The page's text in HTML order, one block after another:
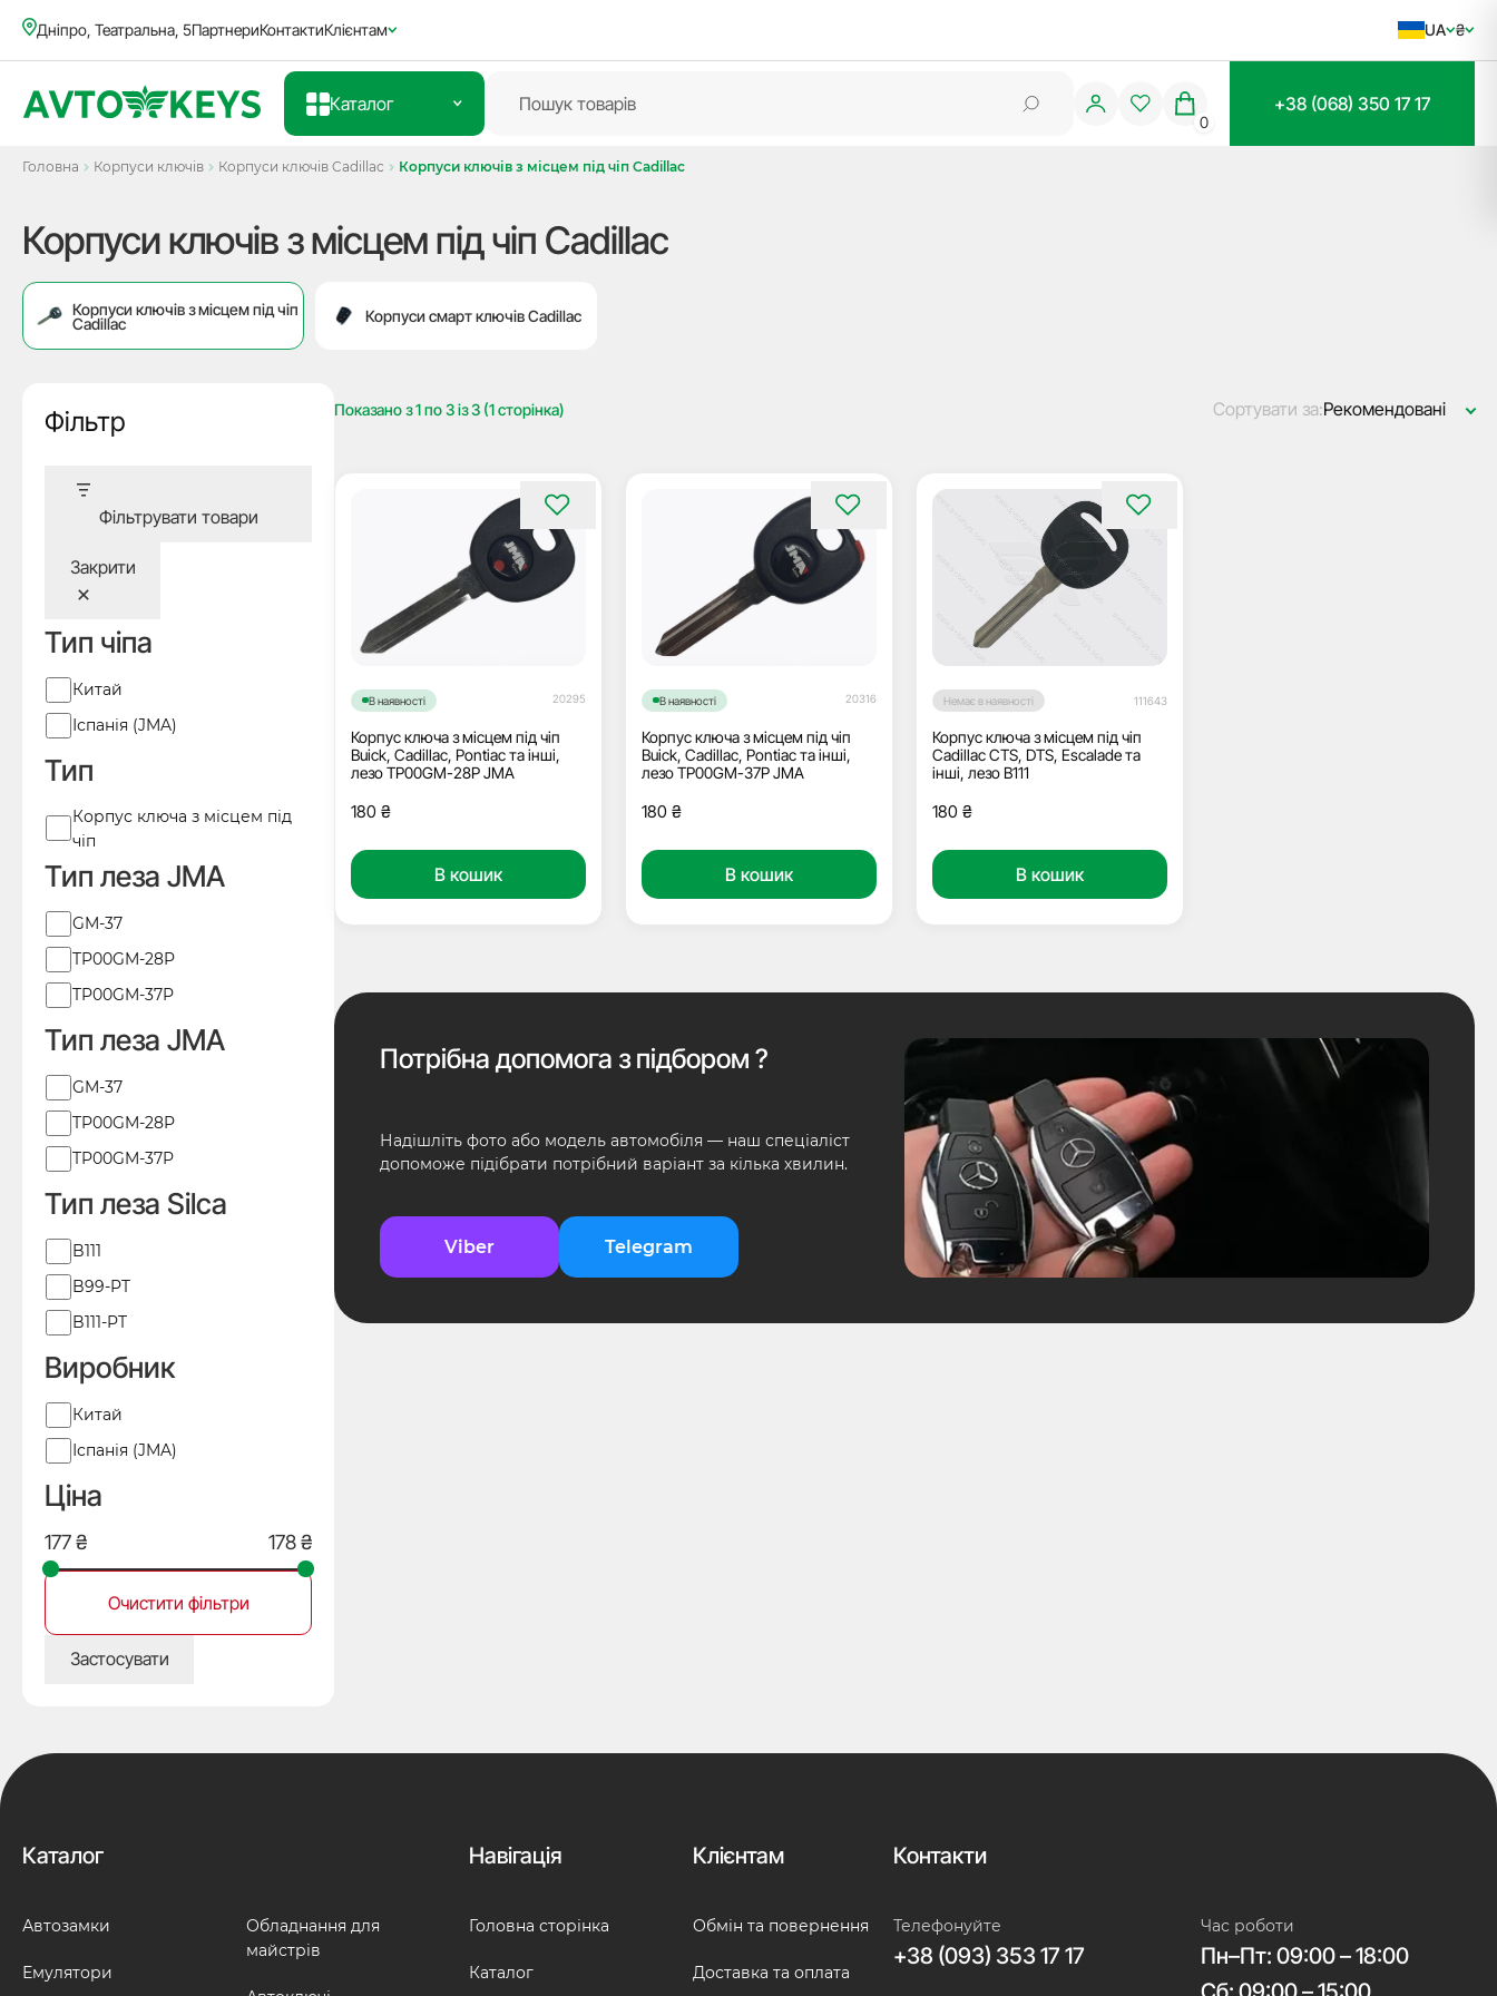
Дніпро, Театральна, 5ПартнериКонтактиКлієнтам UA ₴
Каталог
0
+38 (068) 350 17 17
Головна Корпуси ключів Корпуси ключів Cadillac Корпуси ключів з місцем під чіп Cadillac
Корпуси ключів з місцем під чіп Cadillac
Корпуси ключів з місцем під чіп
Cadillac Корпуси смарт ключів Cadillac
Фільтр
Фільтрувати товари
Закрити
Тип чіпа
Виробник
Китай
Іспанія (JMA)
Тип
ТипКорпус ключа з місцем під
чіп
Тип леза JMA
Тип
леза
JMA
GM-37
TP00GM-28P
TP00GM-37P
Тип леза JMA
Тип
леза
JMA
GM-37
TP00GM-28P
TP00GM-37P
Тип леза Silca
Тип
леза
Silca
B111
B99-PT
B111-PT
Виробник
Виробник
Китай
Іспанія (JMA)
Ціна
Очистити фільтри
Застосувати
Показано з1по3із3 (1 сторінка) Сортувати за:Рекомендовані
В наявності 20295
Корпус ключа з місцем під чіп
Buick, Cadillac, Pontiac та інші,
лезо TP00GM-28P JMA
180 ₴
В кошик
В наявності 20316
Корпус ключа з місцем під чіп
Buick, Cadillac, Pontiac та інші,
лезо TP00GM-37P JMA
180 ₴
В кошик
Немає в наявності 111643
Корпус ключа з місцем під чіп
Cadillac CTS, DTS, Escalade та
інші, лезо B111
180 ₴
В кошик
Потрібна допомога з підбором ?
Надішліть фото або модель автомобіля — наш спеціаліст
допоможе підібрати потрібний варіант за кілька хвилин.
Viber Telegram
Каталог
Автозамки
Емулятори
Обладнання для
майстрів
Навігація
Головна сторінка
Каталог
Клієнтам
Обмін та повернення
Доставка та оплата
Контакти
Телефонуйте
+38 (093) 353 17 17
Час роботи
Пн–Пт: 09:00 – 18:00